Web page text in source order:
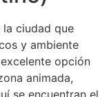
la ciudad que
y ambiente
opción
animada,
se encuentran el